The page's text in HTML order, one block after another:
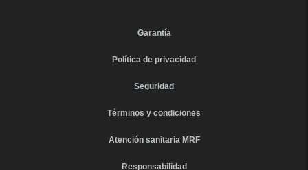
Garantía
Política de privacidad
Seguridad
Términos y condiciones
Atención sanitaria MRF
Responsabilidad